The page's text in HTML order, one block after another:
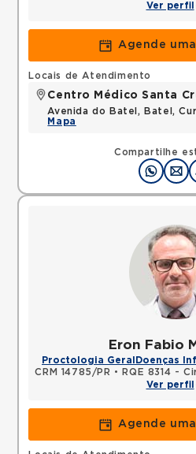
Ver perfil
Agende
Compartilhe
Locais de Atendimento
Centro Médico Santa
Avenida do Batel, Batel,
Mapa
Eron Fabio
Proctologia Geral Doenças
CRM 14785/PR • RQE 8314 -
Ver perfil
Agende